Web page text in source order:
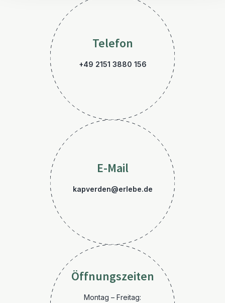
Telefon
+49 2151 3880 156
E-Mail
kapverden@erlebe.de
Öffnungszeiten
Montag – Freitag: